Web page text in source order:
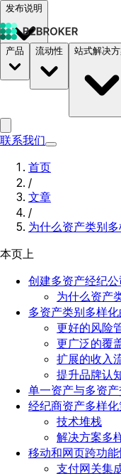
发布说明
文档 定价 B2STORE
产品 流动性 站式解决
联系我们
首页
/
文章
/
为什么资产类别多
本页上
创建多资产经纪公
为什么资产
多资产类别多样化
更好的风险
更广泛的覆
扩展的收入
提升品牌认
单一资产与多资产
经纪商资产多样化
技术堆栈
解决方案多
移动和网页跨功能
支付网关集